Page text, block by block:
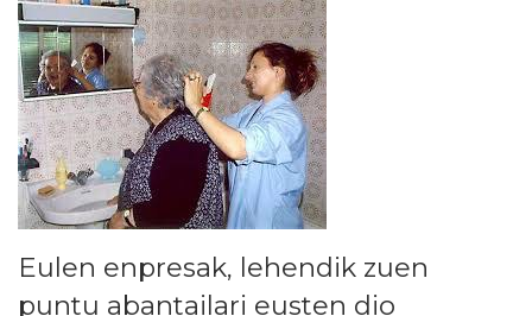
Eulen enpresak, lehendik zuen
puntu abantailari eusten dio